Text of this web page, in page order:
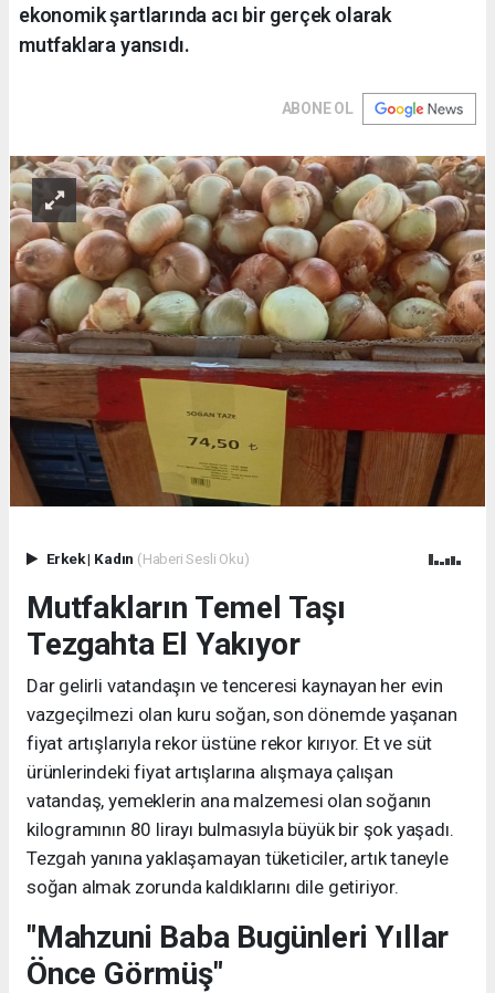
ekonomik şartlarında acı bir gerçek olarak
mutfaklara yansıdı.
ABONE OL
Erkek| Kadın (Haberi Sesli Oku)
Mutfakların Temel Taşı
Tezgahta El Yakıyor
Dar gelirli vatandaşın ve tenceresi kaynayan her evin
vazgeçilmezi olan kuru soğan, son dönemde yaşanan
fiyat artışlarıyla rekor üstüne rekor kırıyor. Et ve süt
ürünlerindeki fiyat artışlarına alışmaya çalışan
vatandaş, yemeklerin ana malzemesi olan soğanın
kilogramının 80 lirayı bulmasıyla büyük bir şok yaşadı.
Tezgah yanına yaklaşamayan tüketiciler, artık taneyle
soğan almak zorunda kaldıklarını dile getiriyor.
"Mahzuni Baba Bugünleri Yıllar
Önce Görmüş"